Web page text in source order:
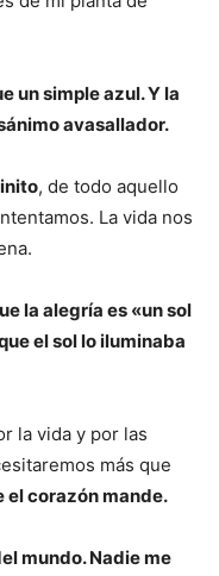
un simple azul. Y la
avasallador.
, de todo aquello
La vida nos
la alegría es «un sol
el sol lo iluminaba
la vida y por las
más que
el corazón mande.
mundo. Nadie me